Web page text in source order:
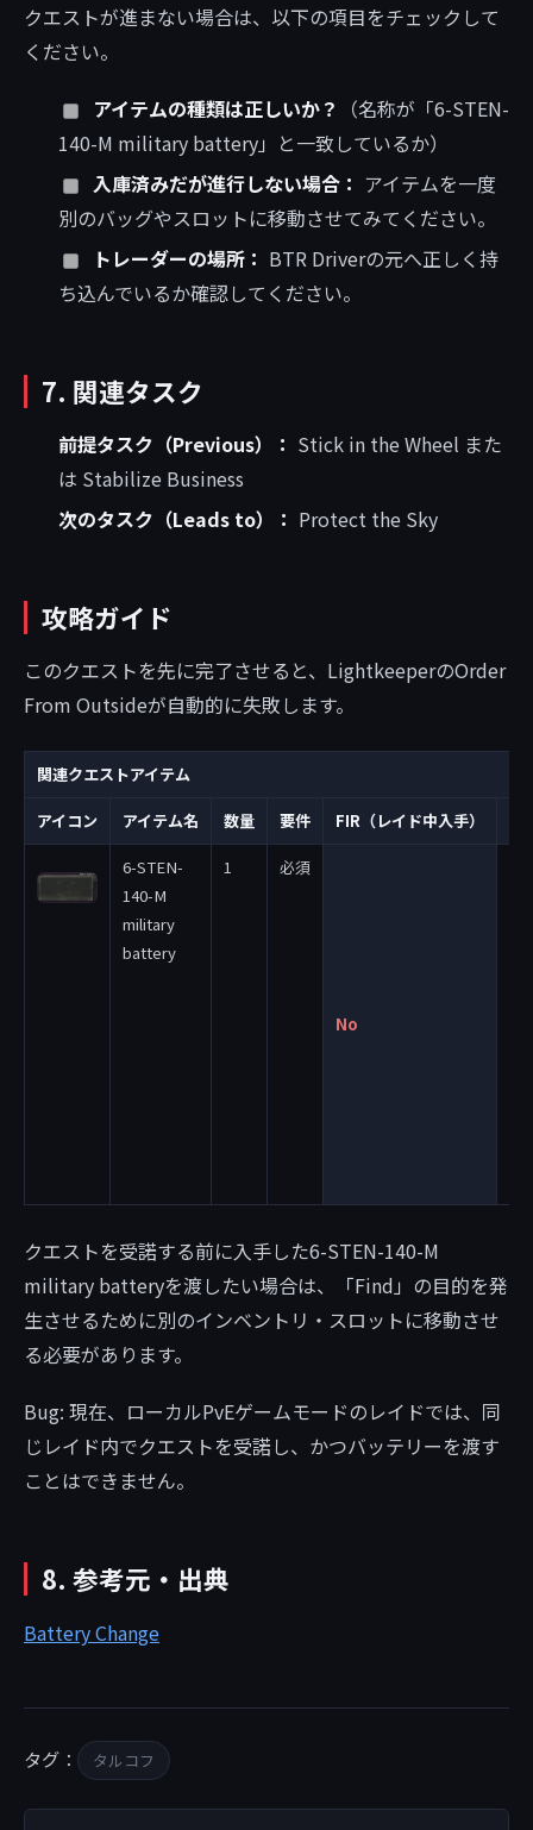
クエストが進まない場合は、以下の項目をチェックして
ください。
アイテムの種類は正しいか？
（名称が「6-STEN-
140-M military battery」と一致しているか）
入庫済みだが進行しない場合： アイテムを一度
別のバッグやスロットに移動させてみてください。
トレーダーの場所： BTR Driverの元へ正しく持
ち込んでいるか確認してください。
7. 関連タスク
前提タスク（Previous）： Stick in the Wheel また
は Stabilize Business
次のタスク（Leads to）： Protect the Sky
攻略ガイド
このクエストを先に完了させると、LightkeeperのOrder
From Outsideが自動的に失敗します。
関連クエストアイテム
アイコン アイテム名 数量 要件 FIR（レイド中入手）
6-STEN-
140-M
military
battery
1 必須
No
クエストを受諾する前に入手した6-STEN-140-M
military batteryを渡したい場合は、「Find」の目的を発
生させるために別のインベントリ・スロットに移動させ
る必要があります。
Bug: 現在、ローカルPvEゲームモードのレイドでは、同
じレイド内でクエストを受諾し、かつバッテリーを渡す
ことはできません。
8. 参考元・出典
Battery Change
タグ： タルコフ